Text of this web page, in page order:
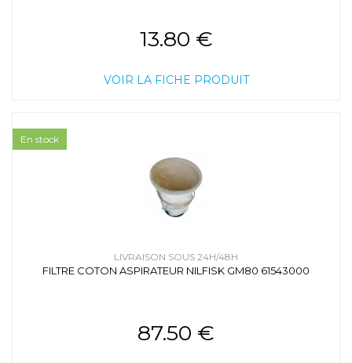
13.80 €
VOIR LA FICHE PRODUIT
LIVRAISON SOUS 24H/48H
FILTRE COTON ASPIRATEUR NILFISK GM80 61543000
87.50 €
En stock